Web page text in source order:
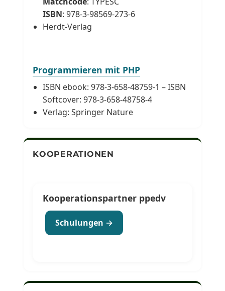
ISBN: 978-3-98569-273-6
Herdt-Verlag
Programmieren mit PHP
ISBN ebook: 978-3-658-48759-1 – ISBN
Softcover: 978-3-658-48758-4
Verlag: Springer Nature
KOOPERATIONEN
Kooperationspartner ppedv
Schulungen →